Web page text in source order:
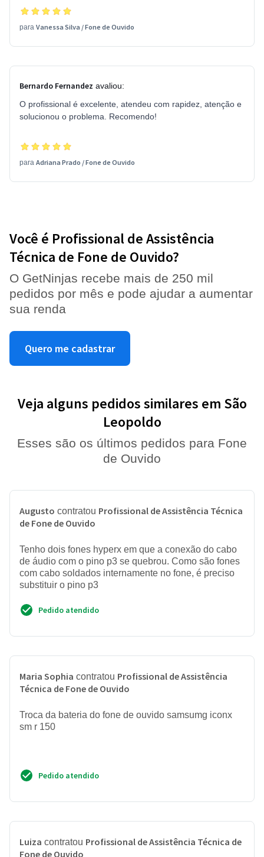
para Vanessa Silva /Fone de Ouvido
Bernardo Fernandez avaliou:
O profissional é excelente, atendeu com rapidez, atenção e
solucionou o problema. Recomendo!
para Adriana Prado /Fone de Ouvido
Você é Profissional de Assistência
Técnica de Fone de Ouvido?
O GetNinjas recebe mais de 250 mil
pedidos por mês e pode ajudar a aumentar
sua renda
Quero me cadastrar
Veja alguns pedidos similares em São
Leopoldo
Esses são os últimos pedidos para Fone
de Ouvido
Augusto contratou Profissional de Assistência Técnica
de Fone de Ouvido
Tenho dois fones hyperx em que a conexão do cabo
de áudio com o pino p3 se quebrou. Como são fones
com cabo soldados internamente no fone, é preciso
substituir o pino p3
Pedido atendido
Maria Sophia contratou Profissional de Assistência
Técnica de Fone de Ouvido
Troca da bateria do fone de ouvido samsumg iconx
sm r 150
Pedido atendido
Luiza contratou Profissional de Assistência Técnica de
Fone de Ouvido